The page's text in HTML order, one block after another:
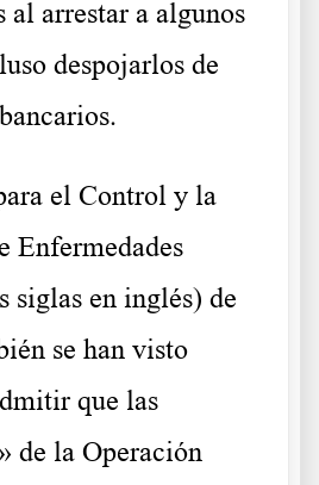
al arrestar a algunos
despojarlos de
el Control y la
Enfermedades
siglas en inglés) de
se han visto
que las
de la Operación